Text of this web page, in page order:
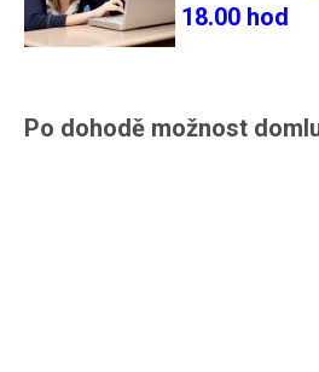
18.00 hod
Po dohodě možnost